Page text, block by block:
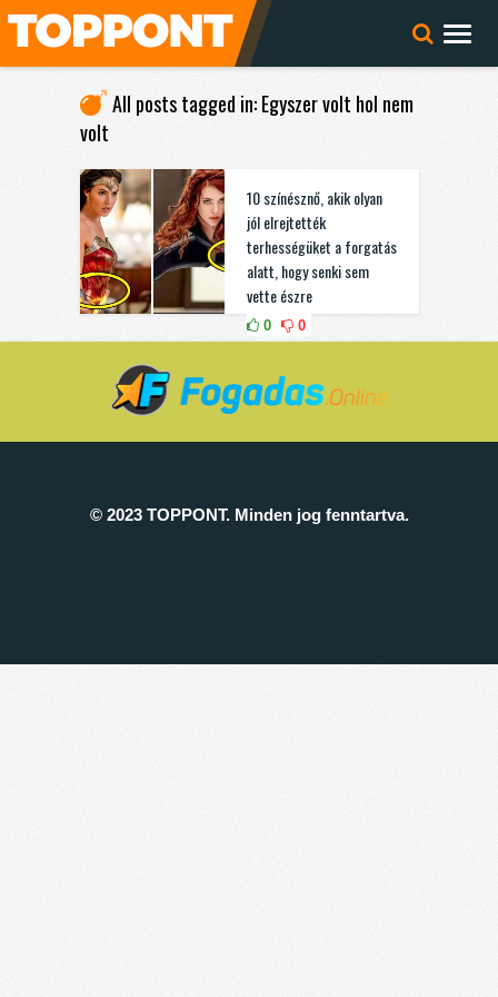
All posts tagged in: Egyszer volt hol nem
volt
10 színésznő, akik olyan
jól elrejtették
terhességüket a forgatás
alatt, hogy senki sem
vette észre
0 0
© 2023 TOPPONT. Minden jog fenntartva.